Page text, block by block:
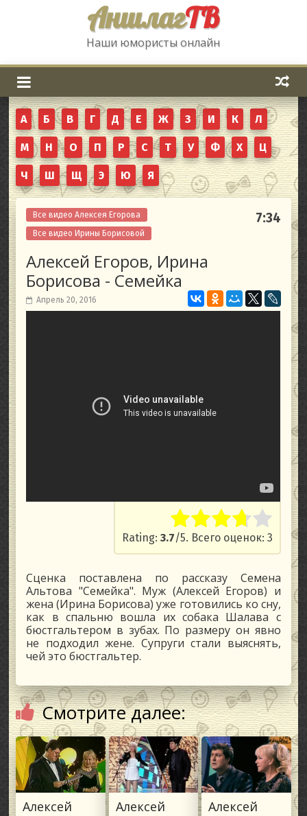
АншлагТВ
Наши юмористы онлайн
А Б В Г Д Е Ж З И К Л
М Н О П Р С Т У Ф Х Ц
Ч Ш Щ Э Ю Я
Все видео Алексея Егорова
Все видео Ирины Борисовой
7:34
Алексей Егоров, Ирина
Борисова - Семейка
Апрель 20, 2016
Rate this item:
Submit
Rating: 3.7/5. Всего оценок: 3
Сценка поставлена по рассказу Семена
Альтова "Семейка". Муж (Алексей Егоров) и
жена (Ирина Борисова) уже готовились ко сну,
как в спальню вошла их собака Шалава с
бюстгальтером в зубах. По размеру он явно
не подходил жене. Супруги стали выяснять,
чей это бюстгальтер.
Смотрите далее:
Алексей
Алексей
Алексей